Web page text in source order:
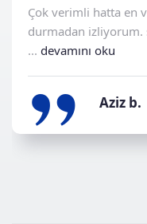
Çok verimli hatta en
durmadan izliyorum.
... devamını oku
„ Aziz b.